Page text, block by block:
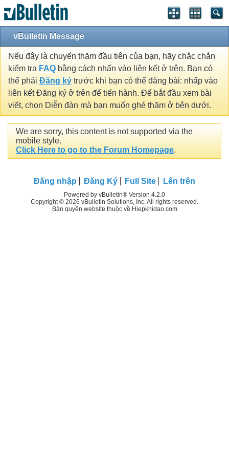
vBulletin Message
Nếu đây là chuyến thăm đầu tiên của bạn, hãy chắc chắn
kiểm tra FAQ bằng cách nhấn vào liên kết ở trên. Bạn có
thể phải Đăng ký trước khi bạn có thể đăng bài: nhấp vào
liên kết Đăng ký ở trên để tiến hành. Để bắt đầu xem bài
viết, chọn Diễn đàn mà bạn muốn ghé thăm ở bên dưới.
We are sorry, this content is not supported via the
mobile style.
Click Here to go to the Forum Homepage.
Đăng nhập Đăng Ký Full Site Lên trên
Powered by vBulletin® Version 4.2.0
Copyright © 2026 vBulletin Solutions, Inc. All rights reserved.
Bản quyền website thuộc về Hiepkhidao.com